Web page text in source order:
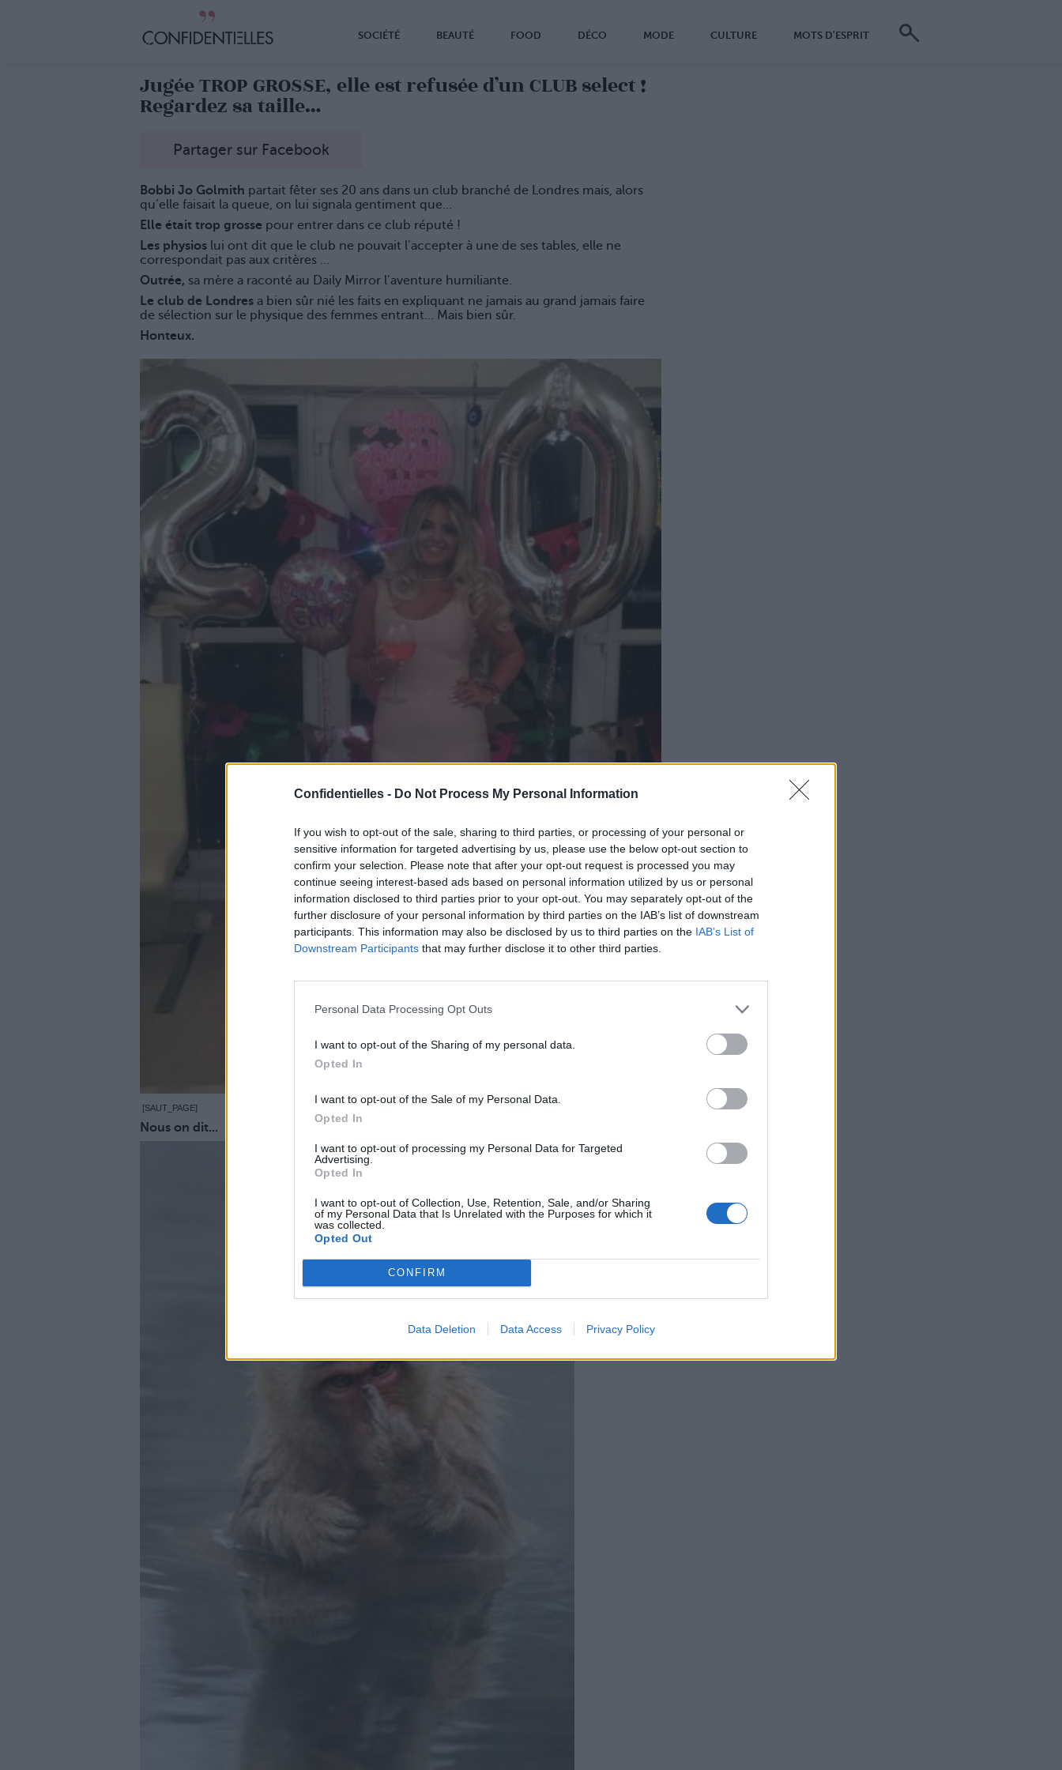
Confidentielles - Do Not Process My Personal Information
If you wish to opt-out of the sale, sharing to third parties, or processing of your personal or
sensitive information for targeted advertising by us, please use the below opt-out section to
confirm your selection. Please note that after your opt-out request is processed you may
continue seeing interest-based ads based on personal information utilized by us or personal
information disclosed to third parties prior to your opt-out. You may separately opt-out of the
further disclosure of your personal information by third parties on the IAB’s list of downstream
participants. This information may also be disclosed by us to third parties on the IAB’s List of
Downstream Participants that may further disclose it to other third parties.
Personal Data Processing Opt Outs
I want to opt-out of the Sharing of my personal data.
Opted In
I want to opt-out of the Sale of my Personal Data.
Opted In
I want to opt-out of processing my Personal Data for Targeted
Advertising.
Opted In
I want to opt-out of Collection, Use, Retention, Sale, and/or Sharing
of my Personal Data that Is Unrelated with the Purposes for which it
was collected.
Opted Out
CONFIRM
Data Deletion Data Access Privacy Policy
SOCIÉTÉ BEAUTÉ FOOD DÉCO MODE CULTURE MOTS D'ESPRIT
Jugée TROP GROSSE, elle est refusée d’un CLUB select !
Regardez sa taille…
Partager sur Facebook
Bobbi Jo Golmith partait fêter ses 20 ans dans un club branché de Londres mais, alors
qu’elle faisait la queue, on lui signala gentiment que…
Elle était trop grosse pour entrer dans ce club réputé !
Les physios lui ont dit que le club ne pouvait l’accepter à une de ses tables, elle ne
correspondait pas aux critères …
Outrée, sa mère a raconté au Daily Mirror l’aventure humiliante.
Le club de Londres a bien sûr nié les faits en expliquant ne jamais au grand jamais faire
de sélection sur le physique des femmes entrant… Mais bien sûr.
Honteux.
[SAUT_PAGE]
Nous on dit...